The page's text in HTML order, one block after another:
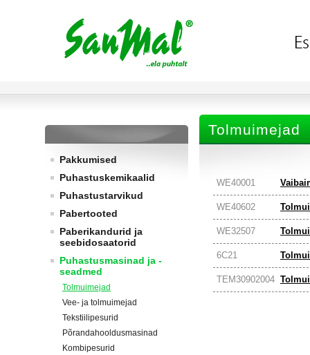
Pakkumised
Puhastuskemikaalid
Puhastustarvikud
Pabertooted
Paberikandurid ja
seebidosaatorid
Puhastusmasinad ja -
seadmed
Tolmuimejad
Vee- ja tolmuimejad
Tekstiilipesurid
Põrandahooldusmasinad
Kombipesurid
Tolmuimejad
WE40001
WE40602
WE32507
6C21
TEM30902004